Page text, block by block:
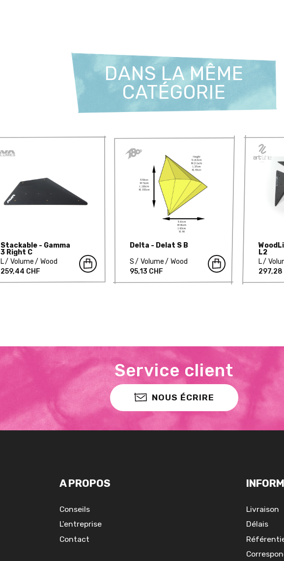
DANS LA MÊME
CATÉGORIE
Stackable - Gamma
3 Right C
L
Volume
Wood
259,44 CHF
Delta - Delat S B
S
Volume
Wood
95,13 CHF
L2
L
297,28
Service client
NOUS ÉCRIRE
A PROPOS
Conseils
L'entreprise
Contact
Livraison
Délais